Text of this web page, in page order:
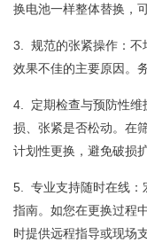
换电池一样整体替换，
3. 规范的张紧操作：不
效果不佳的主要原因。
4. 定期检查与预防性维
损、张紧是否松动。在
计划性更换，避免破损
5. 专业支持随时在线：
指南。如您在更换过程
时提供远程指导或现场支